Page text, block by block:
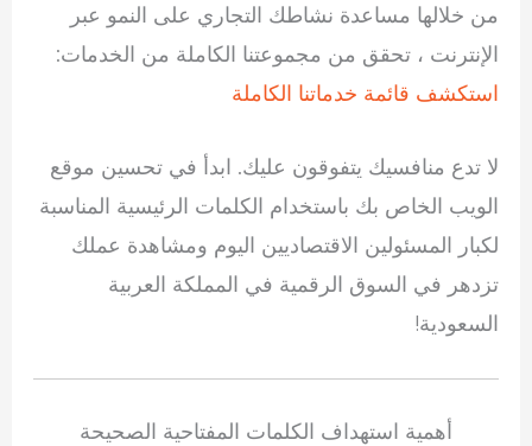
من خلالها مساعدة نشاطك التجاري على النمو عبر
الإنترنت ، تحقق من مجموعتنا الكاملة من الخدمات:
استكشف قائمة خدماتنا الكاملة
لا تدع منافسيك يتفوقون عليك. ابدأ في تحسين موقع
الويب الخاص بك باستخدام الكلمات الرئيسية المناسبة
لكبار المسئولين الاقتصاديين اليوم ومشاهدة عملك
تزدهر في السوق الرقمية في المملكة العربية
السعودية!
أهمية استهداف الكلمات المفتاحية الصحيحة